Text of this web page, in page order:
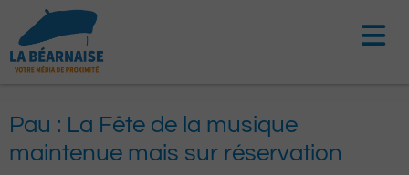
contenu
Pau : La Fête de la musique
maintenue mais sur réservation